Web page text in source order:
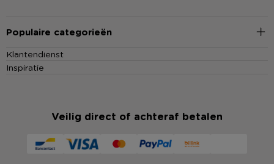
Populaire categorieën
Klantendienst
Inspiratie
Veilig direct of achteraf betalen